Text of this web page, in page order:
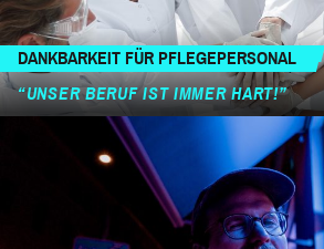
DANKBARKEIT FÜR PFLEGEPERSONAL
“UNSER BERUF IST IMMER HART!”